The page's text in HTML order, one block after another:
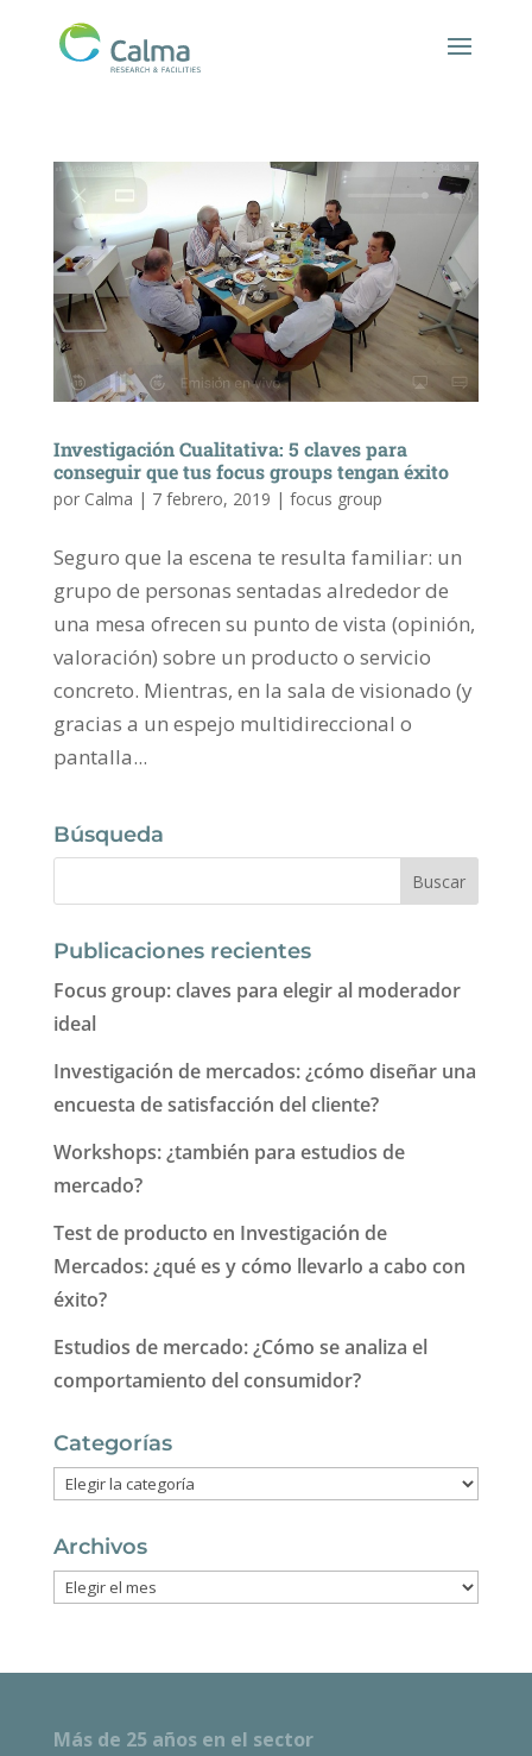
Investigación Cualitativa: 5 claves para
conseguir que tus focus groups tengan éxito
por Calma | 7 febrero, 2019 | focus group
Seguro que la escena te resulta familiar: un
grupo de personas sentadas alrededor de
una mesa ofrecen su punto de vista (opinión,
valoración) sobre un producto o servicio
concreto. Mientras, en la sala de visionado (y
gracias a un espejo multidireccional o
pantalla...
Búsqueda
Publicaciones recientes
Focus group: claves para elegir al moderador
ideal
Investigación de mercados: ¿cómo diseñar una
encuesta de satisfacción del cliente?
Workshops: ¿también para estudios de
mercado?
Test de producto en Investigación de
Mercados: ¿qué es y cómo llevarlo a cabo con
éxito?
Estudios de mercado: ¿Cómo se analiza el
comportamiento del consumidor?
Categorías
Categorías
Archivos
Archivos
Más de 25 años en el sector